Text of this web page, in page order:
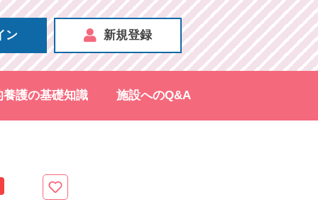
ン 新規登録
養護の基礎知識 施設へのQ&A